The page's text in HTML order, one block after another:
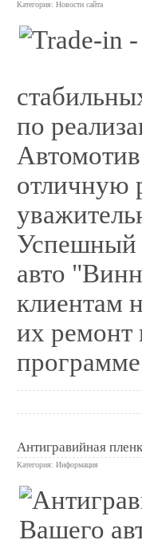
Категория: Новости сайта
по
отличную
Успешный
авто
клиентам
их ремонт
Антигравийная
Категория: Информация